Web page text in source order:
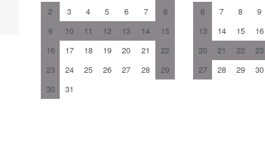
2
3 4 5 6 7
8
9
10 11 12 13 14
15
16
17 18 19 20 21
22
23
24 25 26 27 28
29
30
31
6
7 8 9
13
14 15 16
20
21 22 23
27
28 29 30